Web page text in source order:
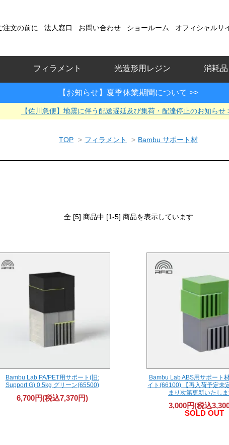
注文の前に 法人窓口 お問い合わせ ショールーム オフィシャルサ
フィラメント 光造形用レジン 消耗品
【お知らせ】夏季休業期間について >>
【佐川急便】地震に伴う配送遅延及び集荷・配達停止のお知らせ
TOP > フィラメント > Bambu サポート材
全 [5] 商品中 [1-5] 商品を表示しています
Bambu Lab PA/PET用サポート(旧:
Support G) 0.5kg グリーン(65500)
6,700円(税込7,370円)
Bambu Lab ABS用サポート
イト(66100) 【再入荷予定未
まり次第更新いたしま
3,000円(税込
SOLD OUT